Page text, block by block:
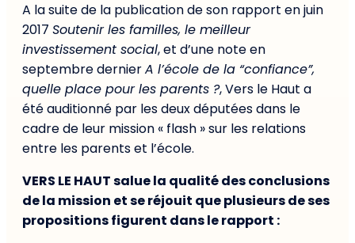
A la suite de la publication de son rapport en juin
2017 Soutenir les familles, le meilleur
investissement social, et d’une note en
septembre dernierA l’école de la “confiance”,
quelle place pour les parents ?, Vers le Haut a
été auditionné par les deux députées dans le
cadre de leur mission « flash » sur les relations
entre les parents et l’école.
VERS LE HAUT salue la qualité des conclusions
de la mission et se réjouit que plusieurs de ses
propositions figurent dans le rapport :